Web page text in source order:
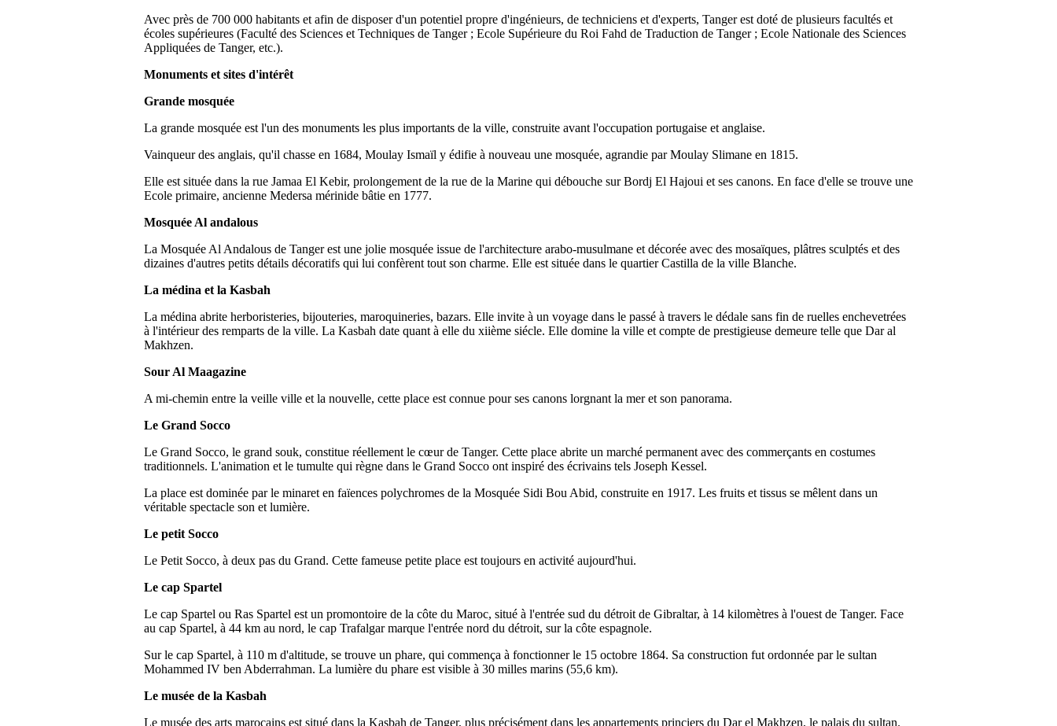
Avec près de 700 000 habitants et afin de disposer d'un potentiel propre d'ingénieurs, de techniciens et d'experts, Tanger est doté de plusieurs facultés et
écoles supérieures (Faculté des Sciences et Techniques de Tanger ; Ecole Supérieure du Roi Fahd de Traduction de Tanger ; Ecole Nationale des Sciences
Appliquées de Tanger, etc.).
Monuments et sites d'intérêt
Grande mosquée
La grande mosquée est l'un des monuments les plus importants de la ville, construite avant l'occupation portugaise et anglaise.
Vainqueur des anglais, qu'il chasse en 1684, Moulay Ismaïl y édifie à nouveau une mosquée, agrandie par Moulay Slimane en 1815.
Elle est située dans la rue Jamaa El Kebir, prolongement de la rue de la Marine qui débouche sur Bordj El Hajoui et ses canons. En face d'elle se trouve une
Ecole primaire, ancienne Medersa mérinide bâtie en 1777.
Mosquée Al andalous
La Mosquée Al Andalous de Tanger est une jolie mosquée issue de l'architecture arabo-musulmane et décorée avec des mosaïques, plâtres sculptés et des
dizaines d'autres petits détails décoratifs qui lui confèrent tout son charme. Elle est située dans le quartier Castilla de la ville Blanche.
La médina et la Kasbah
La médina abrite herboristeries, bijouteries, maroquineries, bazars. Elle invite à un voyage dans le passé à travers le dédale sans fin de ruelles enchevetrées
à l'intérieur des remparts de la ville. La Kasbah date quant à elle du xiième siécle. Elle domine la ville et compte de prestigieuse demeure telle que Dar al
Makhzen.
Sour Al Maagazine
A mi-chemin entre la veille ville et la nouvelle, cette place est connue pour ses canons lorgnant la mer et son panorama.
Le Grand Socco
Le Grand Socco, le grand souk, constitue réellement le cœur de Tanger. Cette place abrite un marché permanent avec des commerçants en costumes
traditionnels. L'animation et le tumulte qui règne dans le Grand Socco ont inspiré des écrivains tels Joseph Kessel.
La place est dominée par le minaret en faïences polychromes de la Mosquée Sidi Bou Abid, construite en 1917. Les fruits et tissus se mêlent dans un
véritable spectacle son et lumière.
Le petit Socco
Le Petit Socco, à deux pas du Grand. Cette fameuse petite place est toujours en activité aujourd'hui.
Le cap Spartel
Le cap Spartel ou Ras Spartel est un promontoire de la côte du Maroc, situé à l'entrée sud du détroit de Gibraltar, à 14 kilomètres à l'ouest de Tanger. Face
au cap Spartel, à 44 km au nord, le cap Trafalgar marque l'entrée nord du détroit, sur la côte espagnole.
Sur le cap Spartel, à 110 m d'altitude, se trouve un phare, qui commença à fonctionner le 15 octobre 1864. Sa construction fut ordonnée par le sultan
Mohammed IV ben Abderrahman. La lumière du phare est visible à 30 milles marins (55,6 km).
Le musée de la Kasbah
Le musée des arts marocains est situé dans la Kasbah de Tanger, plus précisément dans les appartements princiers du Dar el Makhzen, le palais du sultan.